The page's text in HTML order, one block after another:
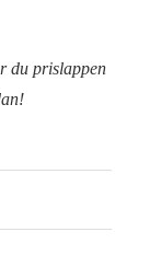
du prislappen